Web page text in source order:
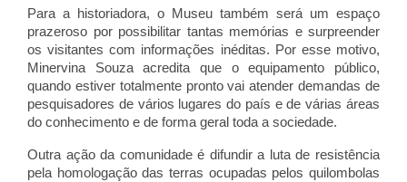
Para a historiadora, o Museu também será um espaço
prazeroso por possibilitar tantas memórias e surpreender
os visitantes com informações inéditas. Por esse motivo,
Minervina Souza acredita que o equipamento público,
quando estiver totalmente pronto vai atender demandas de
pesquisadores de vários lugares do país e de várias áreas
do conhecimento e de forma geral toda a sociedade.
Outra ação da comunidade é difundir a luta de resistência
pela homologação das terras ocupadas pelos quilombolas